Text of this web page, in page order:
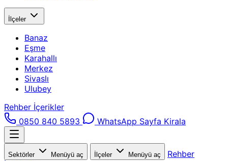
İlçeler
Banaz
Eşme
Karahallı
Merkez
Sivaslı
Ulubey
Rehber İçerikler
0850 840 5893
WhatsApp Sayfa Kirala
Sektörler Menüyü aç İlçeler Menüyü aç
Rehber